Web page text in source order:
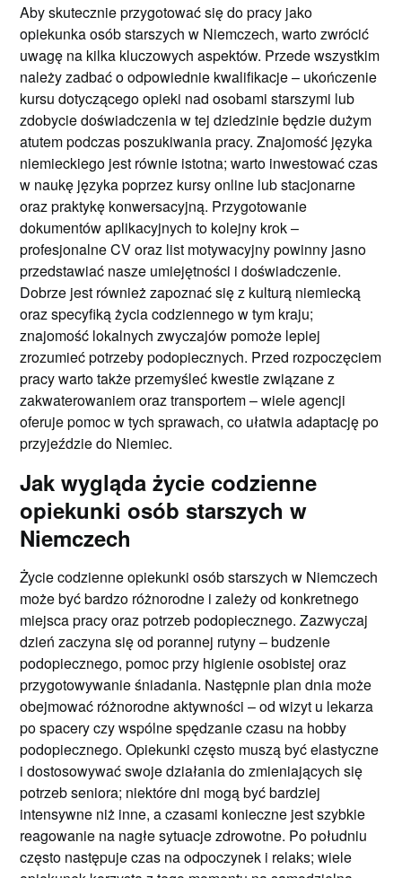
Aby skutecznie przygotować się do pracy jako
opiekunka osób starszych w Niemczech, warto zwrócić
uwagę na kilka kluczowych aspektów. Przede wszystkim
należy zadbać o odpowiednie kwalifikacje – ukończenie
kursu dotyczącego opieki nad osobami starszymi lub
zdobycie doświadczenia w tej dziedzinie będzie dużym
atutem podczas poszukiwania pracy. Znajomość języka
niemieckiego jest równie istotna; warto inwestować czas
w naukę języka poprzez kursy online lub stacjonarne
oraz praktykę konwersacyjną. Przygotowanie
dokumentów aplikacyjnych to kolejny krok –
profesjonalne CV oraz list motywacyjny powinny jasno
przedstawiać nasze umiejętności i doświadczenie.
Dobrze jest również zapoznać się z kulturą niemiecką
oraz specyfiką życia codziennego w tym kraju;
znajomość lokalnych zwyczajów pomoże lepiej
zrozumieć potrzeby podopiecznych. Przed rozpoczęciem
pracy warto także przemyśleć kwestie związane z
zakwaterowaniem oraz transportem – wiele agencji
oferuje pomoc w tych sprawach, co ułatwia adaptację po
przyjeździe do Niemiec.
Jak wygląda życie codzienne
opiekunki osób starszych w
Niemczech
Życie codzienne opiekunki osób starszych w Niemczech
może być bardzo różnorodne i zależy od konkretnego
miejsca pracy oraz potrzeb podopiecznego. Zazwyczaj
dzień zaczyna się od porannej rutyny – budzenie
podopiecznego, pomoc przy higienie osobistej oraz
przygotowywanie śniadania. Następnie plan dnia może
obejmować różnorodne aktywności – od wizyt u lekarza
po spacery czy wspólne spędzanie czasu na hobby
podopiecznego. Opiekunki często muszą być elastyczne
i dostosowywać swoje działania do zmieniających się
potrzeb seniora; niektóre dni mogą być bardziej
intensywne niż inne, a czasami konieczne jest szybkie
reagowanie na nagłe sytuacje zdrowotne. Po południu
często następuje czas na odpoczynek i relaks; wiele